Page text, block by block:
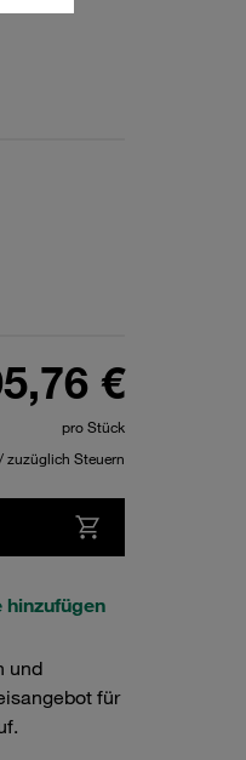
€
pro Stück
/ zuzüglich Steuern
und
für